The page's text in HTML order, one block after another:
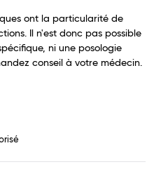
ont la particularité de
Il n'est donc pas possible
ni une posologie
conseil à votre médecin.